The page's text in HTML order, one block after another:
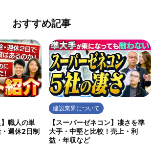
おすすめ記事
】職人の単
週休2日制
建設業界について
【スーパーゼネコン】凄さを準
大手・中堅と比較！売上・利
益・年収など